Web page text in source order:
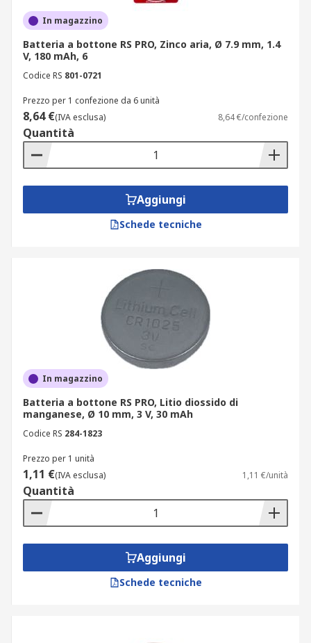
In magazzino
Batteria a bottone RS PRO, Zinco aria, Ø 7.9 mm, 1.4
V, 180 mAh, 6
Codice RS 801-0721
Prezzo per 1 confezione da 6 unità
8,64 €(IVA esclusa) 8,64 €/confezione
Quantità
Aggiungi
Schede tecniche
In magazzino
Batteria a bottone RS PRO, Litio diossido di
manganese, Ø 10 mm, 3 V, 30 mAh
Codice RS 284-1823
Prezzo per 1 unità
1,11 €(IVA esclusa) 1,11 €/unità
Quantità
Aggiungi
Schede tecniche